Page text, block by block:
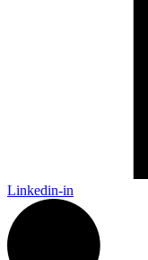
Linkedin-in